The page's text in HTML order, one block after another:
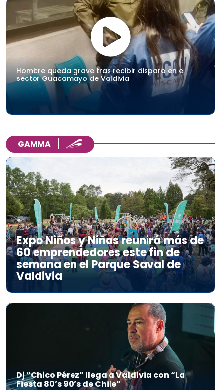
Hombre queda grave tras recibir disparo en el
sector Guacamayo de Valdivia
GAMMA
Expo Niños y Niñas reunirá más de
60 emprendedores este fin de
semana en el Parque Saval de
Valdivia
Dj “Chico Pérez” llega a Valdivia con “La
Fiesta 80’s 90’s de Chile”